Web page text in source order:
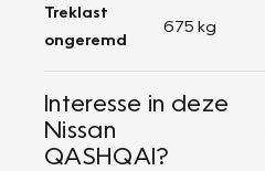
Treklast
ongeremd
675 kg
Interesse in deze
Nissan
QASHQAI?